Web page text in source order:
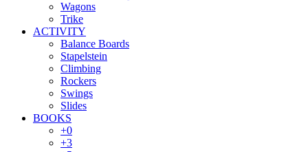
Wagons
Trike
ACTIVITY
Balance Boards
Stapelstein
Climbing
Rockers
Swings
Slides
BOOKS
+0
+3